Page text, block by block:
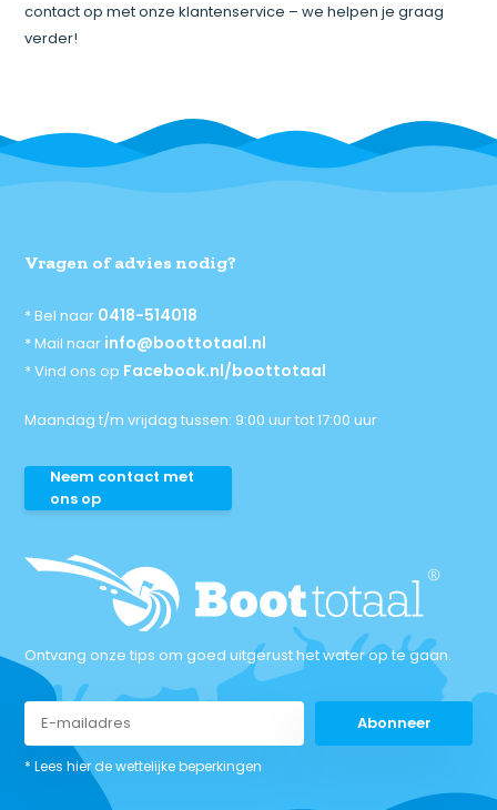
contact op met onze klantenservice – we helpen je graag
verder!
Vragen of advies nodig?
* Bel naar 0418-514018
* Mail naar info@boottotaal.nl
* Vind ons op Facebook.nl/boottotaal
Maandag t/m vrijdag tussen: 9:00 uur tot 17:00 uur
Neem contact met
ons op
Ontvang onze tips om goed uitgerust het water op te gaan.
Abonneer
* Lees hier de wettelijke beperkingen